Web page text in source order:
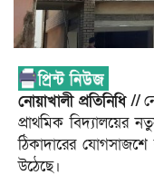
নোয়াখালী প্রতিনিধি //
প্রাথমিক বিদ্যালয়ের
ঠিকাদারের
উঠেছে।